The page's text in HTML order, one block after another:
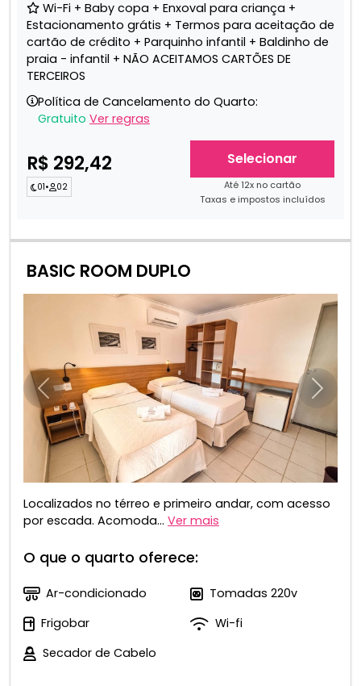
Wi-Fi + Baby copa + Enxoval para criança +
Estacionamento grátis + Termos para aceitação de
cartão de crédito + Parquinho infantil + Baldinho de
praia - infantil + NÃO ACEITAMOS CARTÕES DE
TERCEIROS
Política de Cancelamento do Quarto:
Gratuito Ver regras
R$ 292,42
01• 02
Selecionar
Até 12x no cartão
Taxas e impostos incluídos
BASIC ROOM DUPLO
Anterior
Localizados no térreo e primeiro andar, com acesso
por escada. Acomoda... Ver mais
O que o quarto oferece:
Ar-condicionado
Tomadas 220v
Frigobar
Wi-fi
Secador de Cabelo